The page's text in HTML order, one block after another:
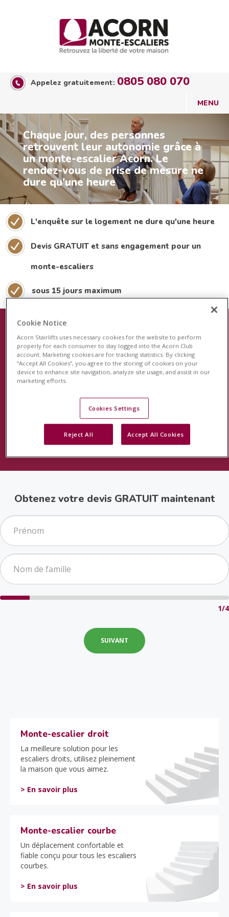
Appelez gratuitement: 0805 080 070
Chaque jour, des personnes
retrouvent leur autonomie grâce à
un monte-escalier Acorn. Le
rendez-vous de prise de mesure ne
dure qu'une heure
L'enquête sur le logement ne dure qu'une heure
Devis GRATUIT et sans engagement pour un
monte-escaliers
sous 15 jours maximum
Le plus récent dispositif de sécurité
pour les monte-escaliers
Acorn est fier de lancer le système de surveillance
révolutionnaire StairSafe pour votre monte-escalier
Acorn. Cette fonction unique en son genre surveillera
l'activité de votre monte-escalier et vous permettra, à
vous et à votre famille, d'avoir l'esprit tranquille.
Obtenez votre devis GRATUIT maintenant
1/4
Monte-escalier droit
La meilleure solution pour les
escaliers droits, utilisez pleinement
la maison que vous aimez.
> En savoir plus
Monte-escalier courbe
Un déplacement confortable et
fiable conçu pour tous les escaliers
courbes.
> En savoir plus
Cookie Notice
Acorn Stairlifts uses necessary cookies for the website to perform
properly for each consumer to stay logged into the Acorn Club
account. Marketing cookies are for tracking statistics. By clicking
“Accept All Cookies”, you agree to the storing of cookies on your
device to enhance site navigation, analyze site usage, and assist in our
marketing efforts.
Cookies Settings
Reject All Accept All Cookies